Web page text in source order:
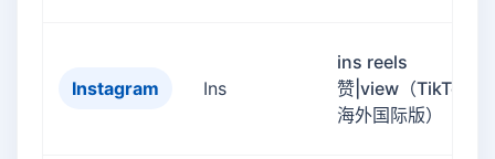
Instagram Ins
ins reels
赞|view（TikTok的
海外国际版）